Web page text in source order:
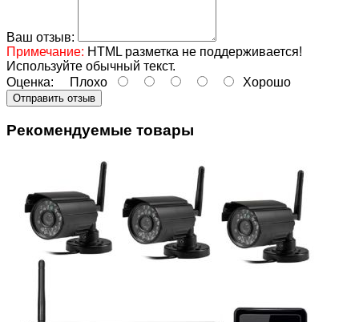
Ваш отзыв:
Примечание: HTML разметка не поддерживается!
Используйте обычный текст.
Оценка: Плохо Хорошо
Отправить отзыв
Рекомендуемые товары